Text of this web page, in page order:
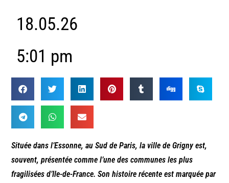
18.05.26
5:01 pm
Située dans l’Essonne, au Sud de Paris, la ville de Grigny est,
souvent, présentée comme l’une des communes les plus
fragilisées d’Ile-de-France. Son histoire récente est marquée par